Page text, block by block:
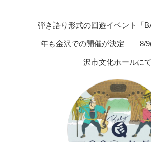
弾き語り形式の回遊イベント「
年も金沢での開催が決定 8/9(
沢市文化ホールにて